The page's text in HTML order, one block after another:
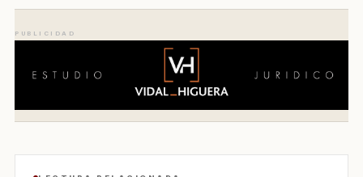
PUBLICIDAD